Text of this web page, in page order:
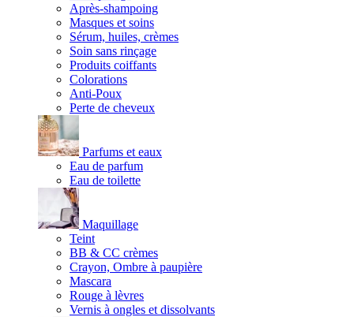
Après-shampoing
Masques et soins
Sérum, huiles, crèmes
Soin sans rinçage
Produits coiffants
Colorations
Anti-Poux
Perte de cheveux
Parfums et eaux
Eau de parfum
Eau de toilette
Maquillage
Teint
BB & CC crèmes
Crayon, Ombre à paupière
Mascara
Rouge à lèvres
Vernis à ongles et dissolvants